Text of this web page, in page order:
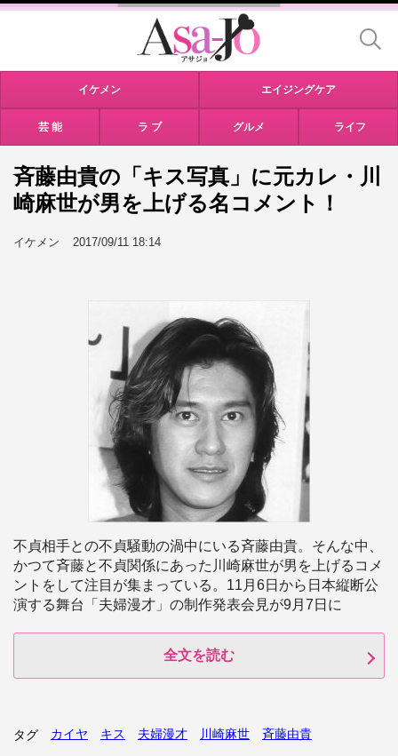
イケメン エイジングケア
芸 能 ラ ブ グルメ ライフ
斉藤由貴の「キス写真」に元カレ・川
崎麻世が男を上げる名コメント！
イケメン 2017/09/11 18:14
不貞相手との不貞騒動の渦中にいる斉藤由貴。そんな中、
かつて斉藤と不貞関係にあった川崎麻世が男を上げるコメ
ントをして注目が集まっている。11月6日から日本縦断公
演する舞台「夫婦漫才」の制作発表会見が9月7日に
全文を読む
タグ カイヤ キス 夫婦漫才 川崎麻世 斉藤由貴